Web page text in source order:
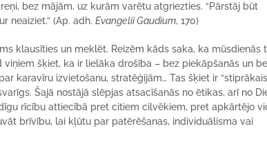
bez mājām, uz kurām varētu atgriezties. “Pārstāj būt
neaiziet.” (Ap. adh.Evangelii Gaudium, 170)
klausīties un meklēt. Reizēm kāds saka, ka mūsdienās
šķiet, ka ir lielāka drošība – bez piekāpšanās un
karavīru izvietošanu, stratēģijām… Tas šķiet ir
Šajā nostājā slēpjas atsacīšanās no ētikas, arī no
rīcību attiecībā pret citiem cilvēkiem, pret apkārtējo
brīvību, lai kļūtu par patērēšanas, individuālisma vai